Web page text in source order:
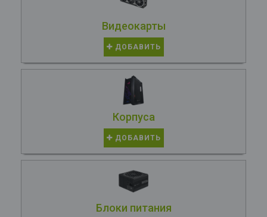
Видеокарты
ДОБАВИТЬ
Корпуса
ДОБАВИТЬ
Блоки питания